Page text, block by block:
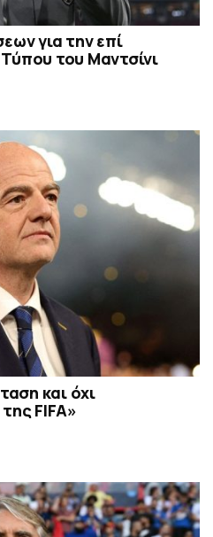
για την επί
του Μαντσίνι
και όχι
FIFA»